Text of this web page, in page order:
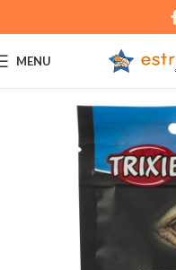
MENU